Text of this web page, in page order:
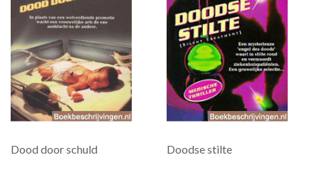
Dood door schuld Doodse stilte